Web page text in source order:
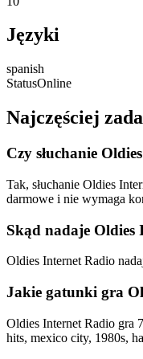
Języki
spanish
StatusOnline
Najczęściej
Czy słuchanie
Tak, słuchanie Oldies
darmowe i nie wymaga
Skąd nadaje Oldies
Oldies Internet Radio
Jakie gatunki gra
Oldies Internet Radio gra
hits, mexico city, 1980s,